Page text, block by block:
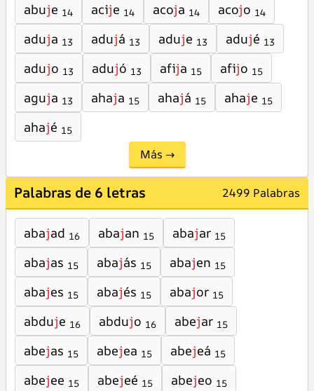
abuje 14 acije 14 acoja 14 acojo 14
aduja 13 adujá 13 aduje 13 adujé 13
adujo 13 adujó 13 afija 15 afijo 15
aguja 13 ahaja 15 ahajá 15 ahaje 15
ahajé 15
Más →
Palabras de 6 letras 2499 Palabras
abajad 16 abajan 15 abajar 15
abajas 15 abajás 15 abajen 15
abajes 15 abajés 15 abajor 15
abduje 16 abdujo 16 abejar 15
abejas 15 abejea 15 abejeá 15
abejee 15 abejeé 15 abejeo 15